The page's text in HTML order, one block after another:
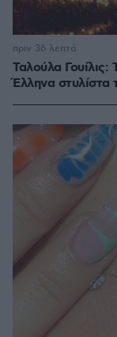
Ταλούλα
Έλληνα στυλίστα
πριν 36 λεπτά